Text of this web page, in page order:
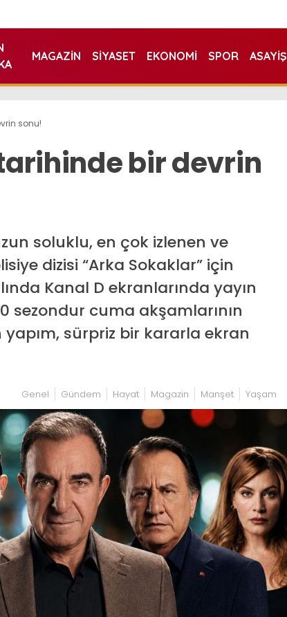
MAGAZIN SIYASET EKONOMI SPOR ASAYIŞ
sonu!
bir devrin
soluklu, en çok izlenen ve
dizisi “Arka Sokaklar” için
Kanal D ekranlarında yayın
sezondur cuma akşamlarının
sürpriz bir kararla ekran
Genel Gündem Hayat Magazin Manşet Yaşam